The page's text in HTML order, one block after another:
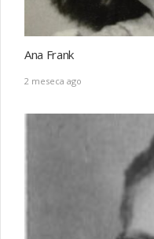
Ana Frank
2 meseca ago